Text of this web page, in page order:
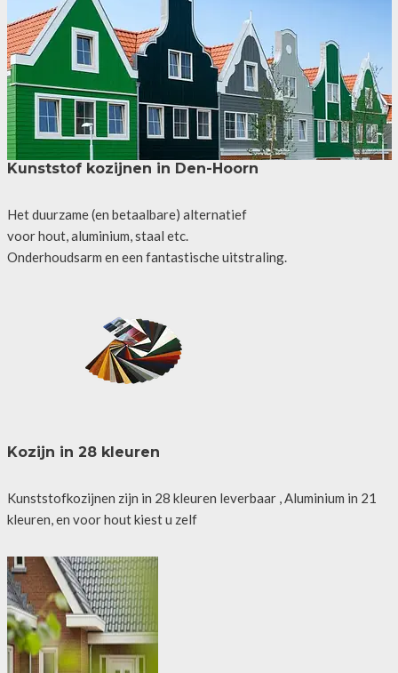
Kunststof kozijnen in Den-Hoorn
Het duurzame (en betaalbare) alternatief
voor hout, aluminium, staal etc.
Onderhoudsarm en een fantastische uitstraling.
Kozijn in 28 kleuren
Kunststofkozijnen zijn in 28 kleuren leverbaar , Aluminium in 21
kleuren, en voor hout kiest u zelf